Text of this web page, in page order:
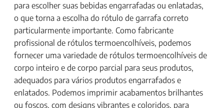
para escolher suas bebidas engarrafadas ou enlatadas,
o que torna a escolha do rótulo de garrafa correto
particularmente importante. Como fabricante
profissional de rótulos termoencolhíveis, podemos
fornecer uma variedade de rótulos termoencolhíveis de
corpo inteiro e de corpo parcial para seus produtos,
adequados para vários produtos engarrafados e
enlatados. Podemos imprimir acabamentos brilhantes
ou foscos, com designs vibrantes e coloridos, para